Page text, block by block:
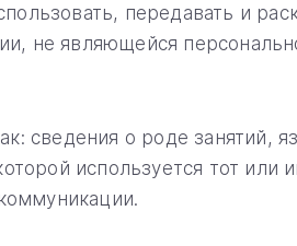
передавать и
не являющейся
сведения о роде занятий,
используется тот